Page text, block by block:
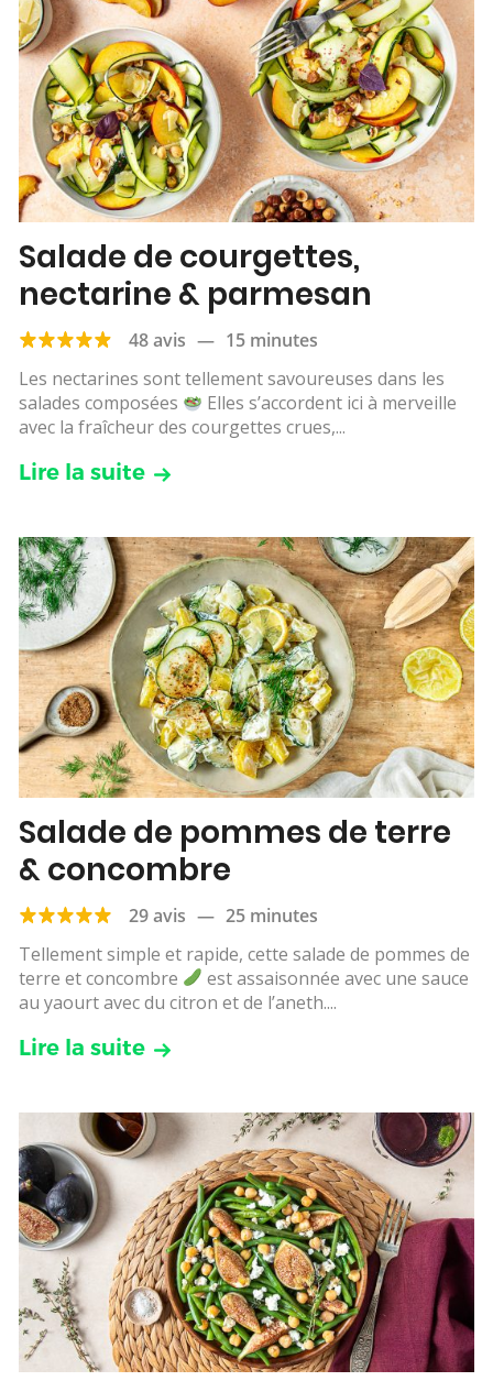
Salade de courgettes,
nectarine & parmesan
48 avis — 15 minutes
Les nectarines sont tellement savoureuses dans les
salades composées
Elles s’accordent ici à merveille
avec la fraîcheur des courgettes crues,...
Lire la suite
Salade de pommes de terre
& concombre
29 avis — 25 minutes
Tellement simple et rapide, cette salade de pommes de
terre et concombre
est assaisonnée avec une sauce
au yaourt avec du citron et de l’aneth....
Lire la suite